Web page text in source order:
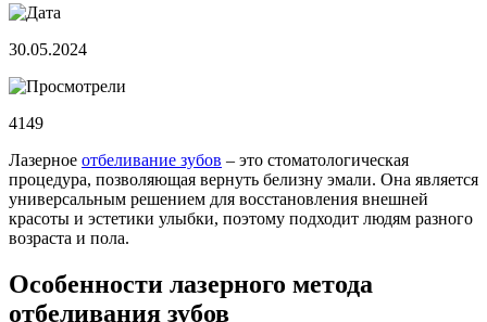
30.05.2024
4149
Лазерное отбеливание зубов – это стоматологическая
процедура, позволяющая вернуть белизну эмали. Она является
универсальным решением для восстановления внешней
красоты и эстетики улыбки, поэтому подходит людям разного
возраста и пола.
Особенности лазерного метода
отбеливания зубов